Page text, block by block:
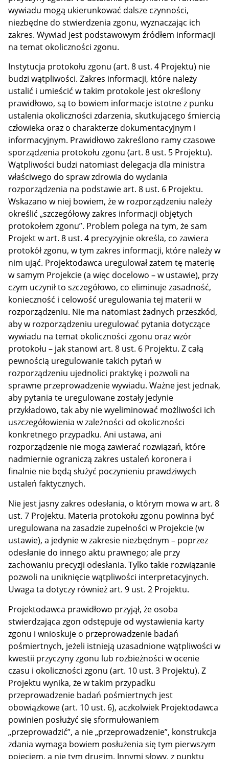
wywiadu mogą ukierunkować dalsze czynności,
niezbędne do stwierdzenia zgonu, wyznaczając ich
zakres. Wywiad jest podstawowym źródłem informacji
na temat okoliczności zgonu.
Instytucja protokołu zgonu (art. 8 ust. 4 Projektu) nie
budzi wątpliwości. Zakres informacji, które należy
ustalić i umieścić w takim protokole jest określony
prawidłowo, są to bowiem informacje istotne z punku
ustalenia okoliczności zdarzenia, skutkującego śmiercią
człowieka oraz o charakterze dokumentacyjnym i
informacyjnym. Prawidłowo zakreślono ramy czasowe
sporządzenia protokołu zgonu (art. 8 ust. 5 Projektu).
Wątpliwości budzi natomiast delegacja dla ministra
właściwego do spraw zdrowia do wydania
rozporządzenia na podstawie art. 8 ust. 6 Projektu.
Wskazano w niej bowiem, że w rozporządzeniu należy
określić „szczegółowy zakres informacji objętych
protokołem zgonu”. Problem polega na tym, że sam
Projekt w art. 8 ust. 4 precyzyjnie określa, co zawiera
protokół zgonu, w tym zakres informacji, które należy w
nim ująć. Projektodawca uregulował zatem tę materię
w samym Projekcie (a więc docelowo – w ustawie), przy
czym uczynił to szczegółowo, co eliminuje zasadność,
konieczność i celowość uregulowania tej materii w
rozporządzeniu. Nie ma natomiast żadnych przeszkód,
aby w rozporządzeniu uregulować pytania dotyczące
wywiadu na temat okoliczności zgonu oraz wzór
protokołu – jak stanowi art. 8 ust. 6 Projektu. Z całą
pewnością uregulowanie takich pytań w
rozporządzeniu ujednolici praktykę i pozwoli na
sprawne przeprowadzenie wywiadu. Ważne jest jednak,
aby pytania te uregulowane zostały jedynie
przykładowo, tak aby nie wyeliminować możliwości ich
uszczegółowienia w zależności od okoliczności
konkretnego przypadku. Ani ustawa, ani
rozporządzenie nie mogą zawierać rozwiązań, które
nadmiernie ograniczą zakres ustaleń koronera i
finalnie nie będą służyć poczynieniu prawdziwych
ustaleń faktycznych.
Nie jest jasny zakres odesłania, o którym mowa w art. 8
ust. 7 Projektu. Materia protokołu zgonu powinna być
uregulowana na zasadzie zupełności w Projekcie (w
ustawie), a jedynie w zakresie niezbędnym – poprzez
odesłanie do innego aktu prawnego; ale przy
zachowaniu precyzji odesłania. Tylko takie rozwiązanie
pozwoli na uniknięcie wątpliwości interpretacyjnych.
Uwaga ta dotyczy również art. 9 ust. 2 Projektu.
Projektodawca prawidłowo przyjął, że osoba
stwierdzająca zgon odstępuje od wystawienia karty
zgonu i wnioskuje o przeprowadzenie badań
pośmiertnych, jeżeli istnieją uzasadnione wątpliwości w
kwestii przyczyny zgonu lub rozbieżności w ocenie
czasu i okoliczności zgonu (art. 10 ust. 3 Projektu). Z
Projektu wynika, że w takim przypadku
przeprowadzenie badań pośmiertnych jest
obowiązkowe (art. 10 ust. 6), aczkolwiek Projektodawca
powinien posłużyć się sformułowaniem
„przeprowadzić”, a nie „przeprowadzenie”, konstrukcja
zdania wymaga bowiem posłużenia się tym pierwszym
pojęciem, a nie tym drugim. Innymi słowy, z punktu